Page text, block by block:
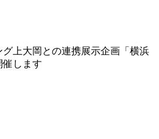
上大岡との連携展示企画「横浜
催します